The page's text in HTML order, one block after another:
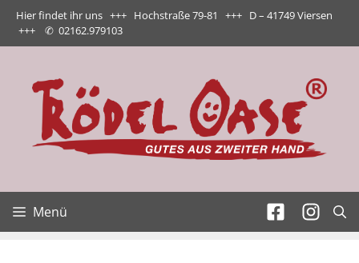
Zum
Inhalt
springen
Hier findet ihr uns +++ Hochstraße 79-81 +++ D – 41749 Viersen
+++ ✆ 02162.979103
Menü